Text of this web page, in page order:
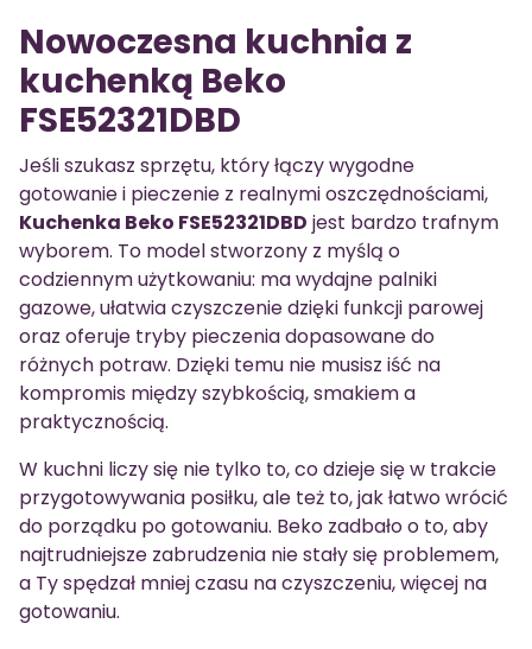
Nowoczesna kuchnia z
kuchenką Beko
FSE52321DBD
Jeśli szukasz sprzętu, który łączy wygodne
gotowanie i pieczenie z realnymi oszczędnościami,
Kuchenka Beko FSE52321DBD jest bardzo trafnym
wyborem. To model stworzony z myślą o
codziennym użytkowaniu: ma wydajne palniki
gazowe, ułatwia czyszczenie dzięki funkcji parowej
oraz oferuje tryby pieczenia dopasowane do
różnych potraw. Dzięki temu nie musisz iść na
kompromis między szybkością, smakiem a
praktycznością.
W kuchni liczy się nie tylko to, co dzieje się w trakcie
przygotowywania posiłku, ale też to, jak łatwo wrócić
do porządku po gotowaniu. Beko zadbało o to, aby
najtrudniejsze zabrudzenia nie stały się problemem,
a Ty spędzał mniej czasu na czyszczeniu, więcej na
gotowaniu.